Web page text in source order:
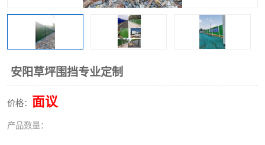
安阳草坪围挡专业定制
价格： 面议
产品数量：